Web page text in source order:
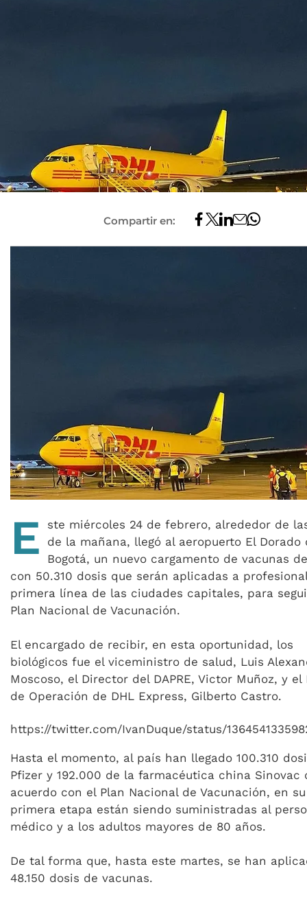
Compartir en:
E
ste miércoles 24 de febrero, alrededor de
de la mañana, llegó al aeropuerto El Dorado
Bogotá, un nuevo cargamento de vacunas
con 50.310 dosis que serán aplicadas a
primera línea de las ciudades capitales, para
Plan Nacional de Vacunación.
El encargado de recibir, en esta oportunidad, los
biológicos fue el viceministro de salud, Luis
Moscoso, el Director del DAPRE, Victor Muñoz, y
de Operación de DHL Express, Gilberto Castro.
https://twitter.com/IvanDuque/status/
Hasta el momento, al país han llegado 100.310
Pfizer y 192.000 de la farmacéutica china Sinovac
acuerdo con el Plan Nacional de Vacunación, en su
primera etapa están siendo suministradas al
médico y a los adultos mayores de 80 años.
De tal forma que, hasta este martes, se han
48.150 dosis de vacunas.